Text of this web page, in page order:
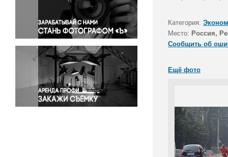
Правосудие
Происшествия и конфликты
Религия
Светская жизнь
Спорт
Экология
Экономика и бизнес
Категория:
Место: Россия,
Сообщить об
Ещё фото